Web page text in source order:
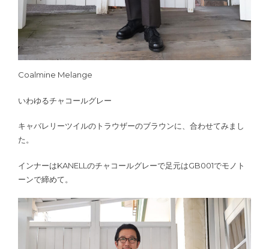
Coalmine Melange
いわゆるチャコールグレー
キャバレリーツイルのトラウザーのブラウンに、合わせてみまし
た。
インナーはKANELLのチャコールグレーで足元はGB001でモノト
ーンで締めて。